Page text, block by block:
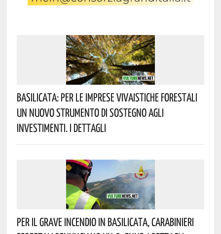
Basilicata: Per Le Imprese Vivaistiche Forestali
Un Nuovo Strumento Di Sostegno Agli
Investimenti. I Dettagli
Per Il Grave Incendio In Basilicata, Carabinieri